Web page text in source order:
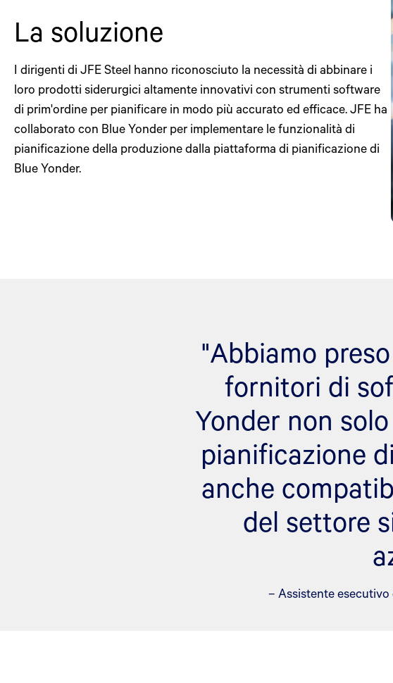
La soluzione
I dirigenti di JFE Steel hanno riconosciuto la necessità di abbinare i
loro prodotti siderurgici altamente innovativi con strumenti software
di prim'ordine per pianificare in modo più accurato ed efficace. JFE ha
collaborato con Blue Yonder per implementare le funzionalità di
pianificazione della produzione dalla piattaforma di pianificazione di
Blue Yonder.
"Abbiamo
fornitori di
Yonder non
pianificazione
anche
del settore
– Assistente